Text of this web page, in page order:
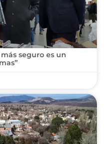
seguro es un